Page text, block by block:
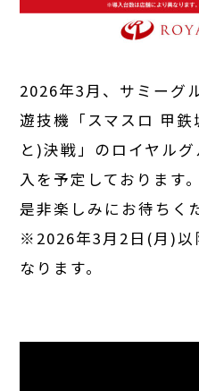
2026年3月、サミーグ
遊技機「スマスロ 甲
と)決戦」のロイヤル
入を予定しております。
是非楽しみにお待ちく
※2026年3月2日(月)以
なります。